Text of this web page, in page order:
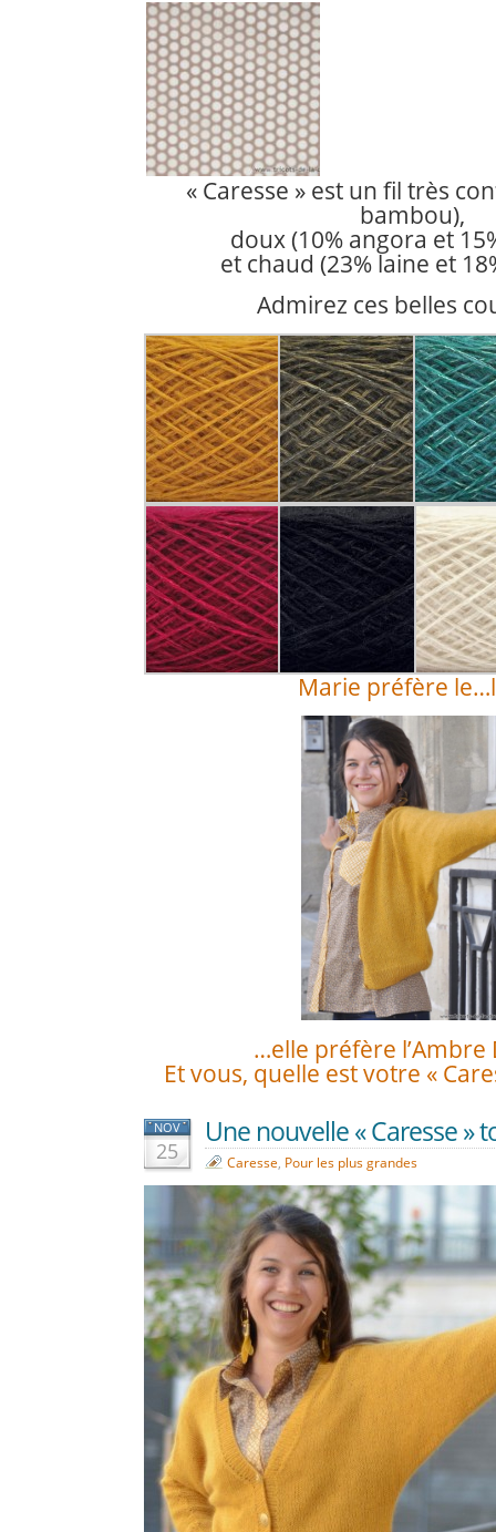
« Caresse » est un fil très
bambou),
doux (10% angora et
et chaud (23% laine et
Admirez ces belles
Marie préfère
…elle préfère l’Ambre
Et vous, quelle est votre «
NOV
25
Une nouvelle « Caresse »
Caresse, Pour les plus grandes